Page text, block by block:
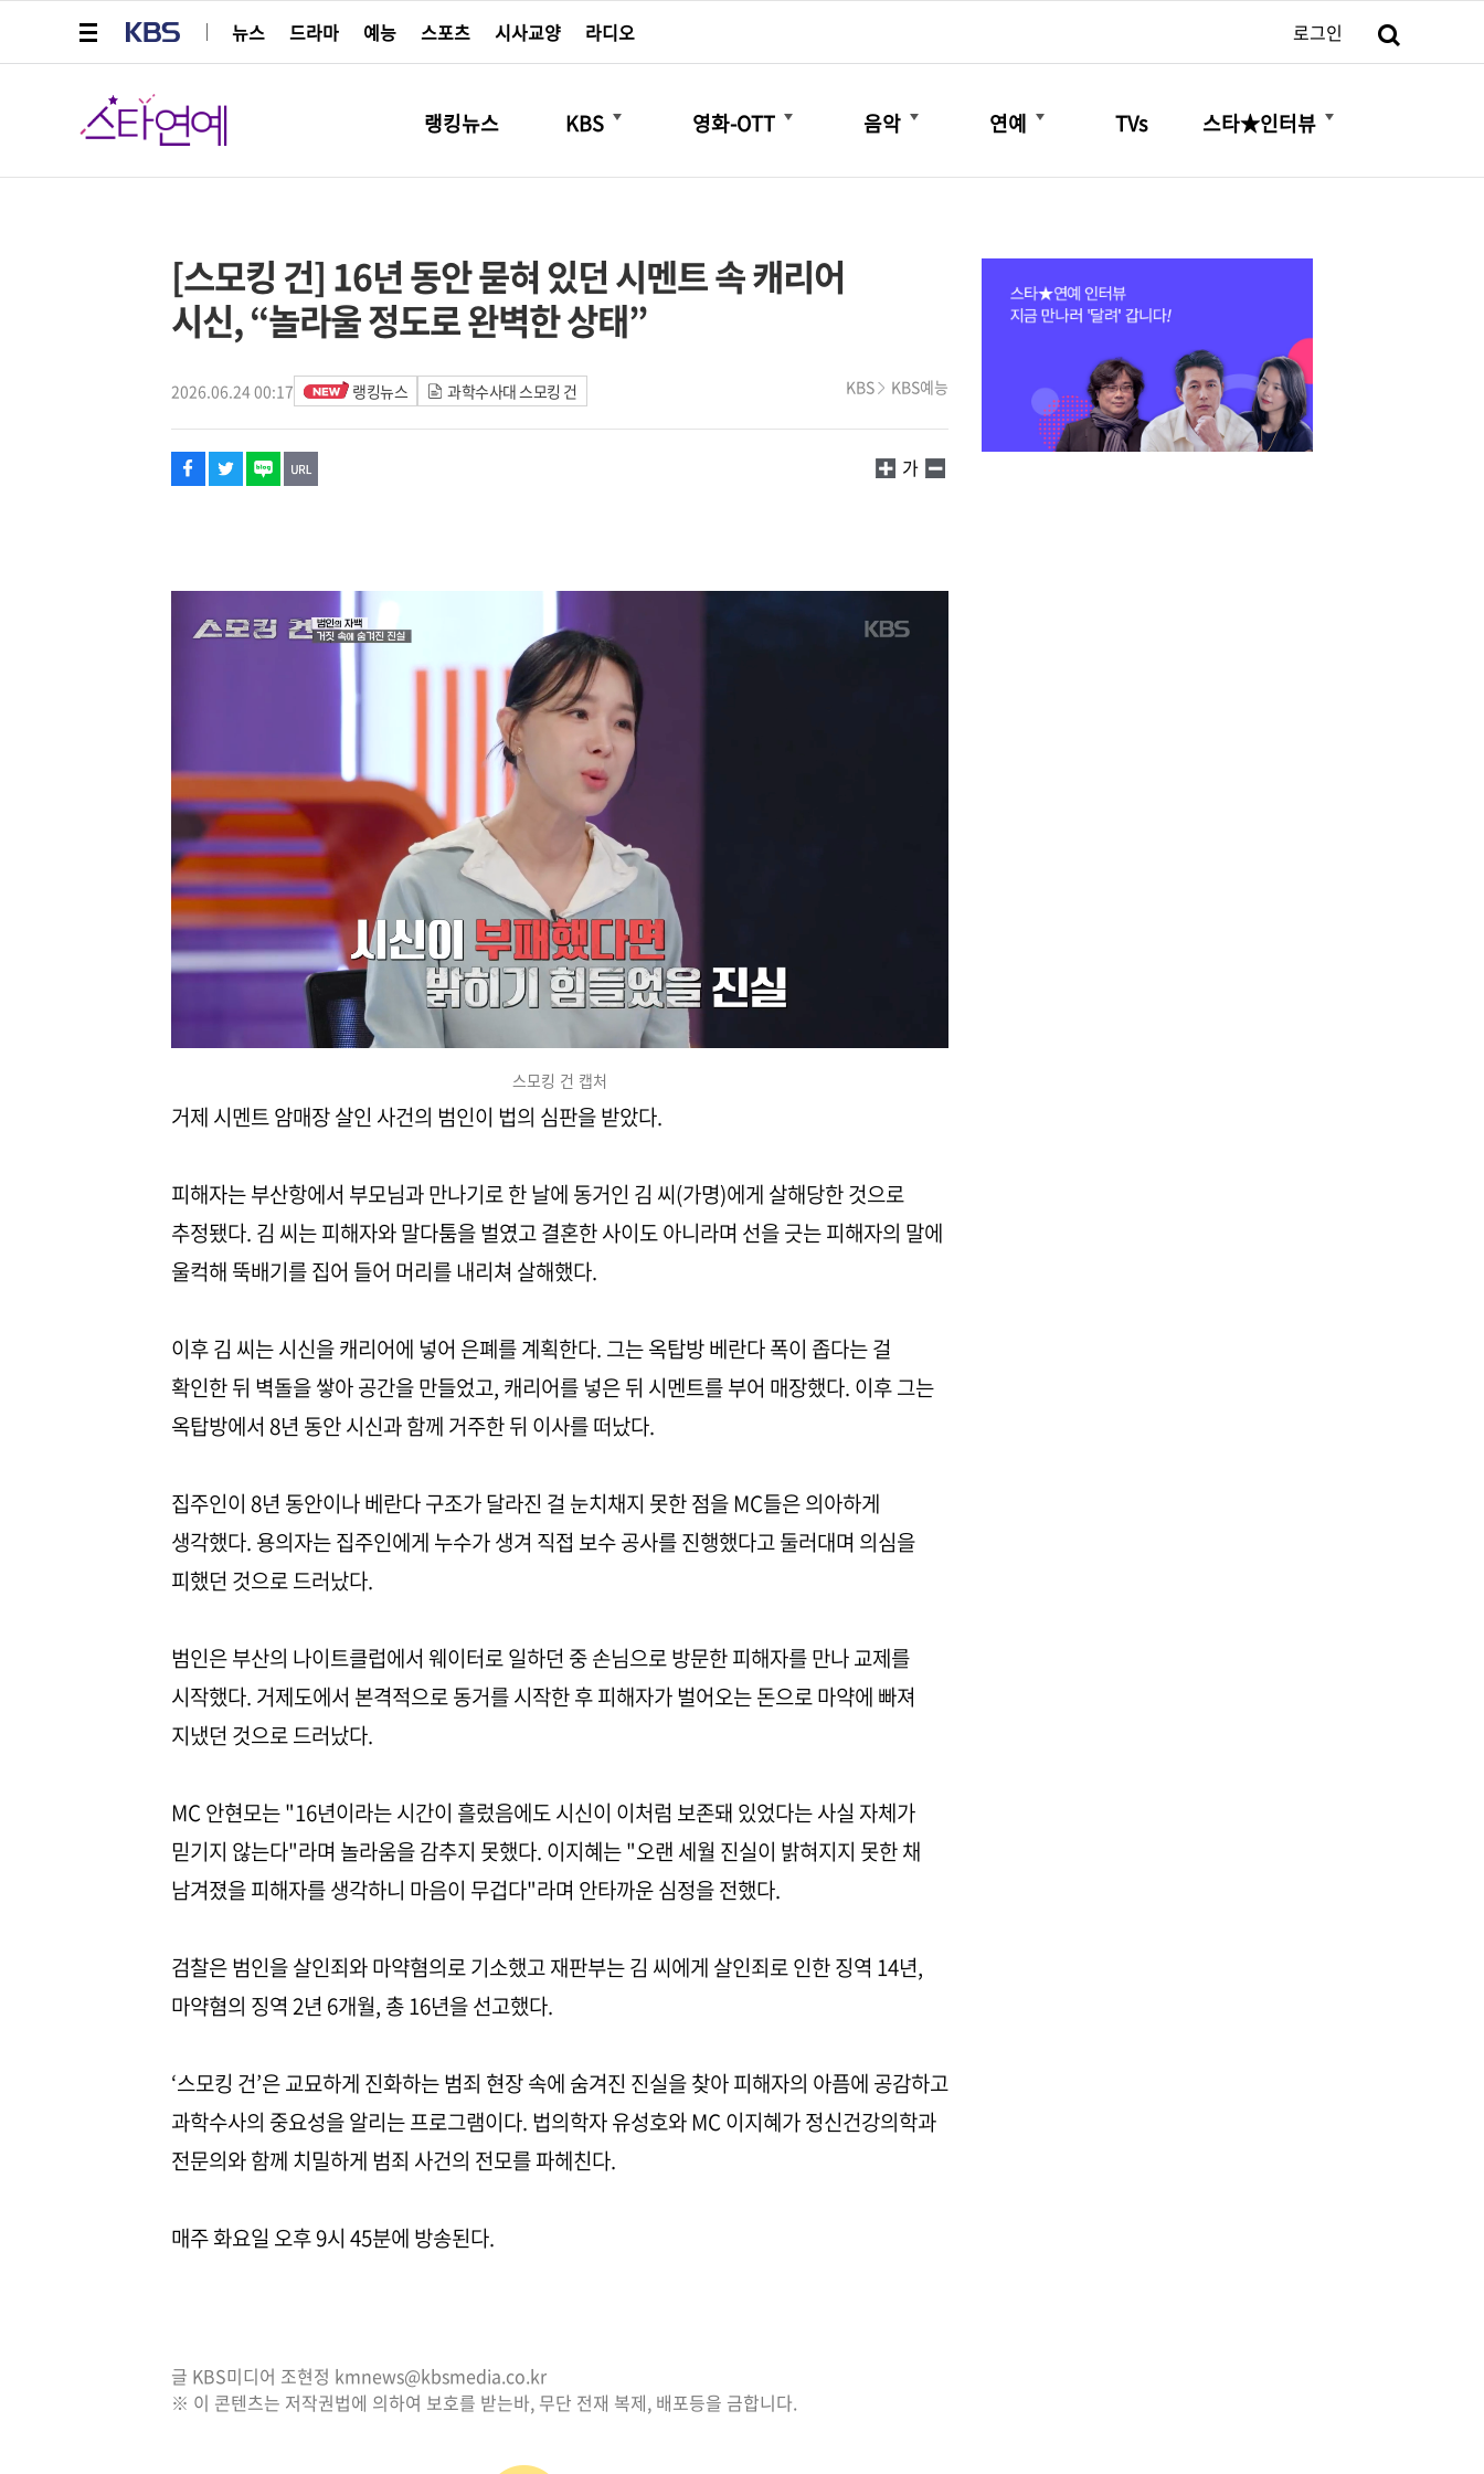
뉴스
드라마 예능 스포츠 시사교양 라디오 로그인
스타연예
랭킹뉴스 KBS
더보기
영화-OTT
더보기
음악
더보기
연예
더보기
TVs 스타★인터뷰
더보기
[스모킹 건] 16년 동안 묻혀 있던 시멘트 속 캐리어
시신, “놀라울 정도로 완벽한 상태”
2026.06.24 00:17 랭킹뉴스 과학수사대 스모킹 건 KBS KBS예능
페이스북
트위터
네이버
URL복사
글씨 작게보기
가
글씨 크게보기
스모킹 건 캡처
거제 시멘트 암매장 살인 사건의 범인이 법의 심판을 받았다.
피해자는 부산항에서 부모님과 만나기로 한 날에 동거인 김 씨(가명)에게 살해당한 것으로
추정됐다. 김 씨는 피해자와 말다툼을 벌였고 결혼한 사이도 아니라며 선을 긋는 피해자의 말에
울컥해 뚝배기를 집어 들어 머리를 내리쳐 살해했다.
이후 김 씨는 시신을 캐리어에 넣어 은폐를 계획한다. 그는 옥탑방 베란다 폭이 좁다는 걸
확인한 뒤 벽돌을 쌓아 공간을 만들었고, 캐리어를 넣은 뒤 시멘트를 부어 매장했다. 이후 그는
옥탑방에서 8년 동안 시신과 함께 거주한 뒤 이사를 떠났다.
집주인이 8년 동안이나 베란다 구조가 달라진 걸 눈치채지 못한 점을 MC들은 의아하게
생각했다. 용의자는 집주인에게 누수가 생겨 직접 보수 공사를 진행했다고 둘러대며 의심을
피했던 것으로 드러났다.
범인은 부산의 나이트클럽에서 웨이터로 일하던 중 손님으로 방문한 피해자를 만나 교제를
시작했다. 거제도에서 본격적으로 동거를 시작한 후 피해자가 벌어오는 돈으로 마약에 빠져
지냈던 것으로 드러났다.
MC 안현모는 "16년이라는 시간이 흘렀음에도 시신이 이처럼 보존돼 있었다는 사실 자체가
믿기지 않는다"라며 놀라움을 감추지 못했다. 이지혜는 "오랜 세월 진실이 밝혀지지 못한 채
남겨졌을 피해자를 생각하니 마음이 무겁다"라며 안타까운 심정을 전했다.
검찰은 범인을 살인죄와 마약혐의로 기소했고 재판부는 김 씨에게 살인죄로 인한 징역 14년,
마약혐의 징역 2년 6개월, 총 16년을 선고했다.
‘스모킹 건’은 교묘하게 진화하는 범죄 현장 속에 숨겨진 진실을 찾아 피해자의 아픔에 공감하고
과학수사의 중요성을 알리는 프로그램이다. 법의학자 유성호와 MC 이지혜가 정신건강의학과
전문의와 함께 치밀하게 범죄 사건의 전모를 파헤친다.
매주 화요일 오후 9시 45분에 방송된다.
글 KBS미디어 조현정 kmnews@kbsmedia.co.kr
※ 이 콘텐츠는 저작권법에 의하여 보호를 받는바, 무단 전재 복제, 배포등을 금합니다.